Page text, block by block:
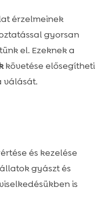
érzelmeinek
gyorsan
el. Ezeknek a
követése elősegítheti
válását.
és kezelése
gyászt és
is